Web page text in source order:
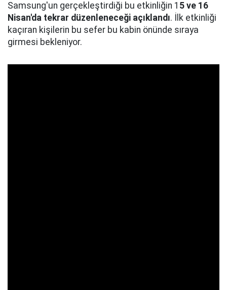
Samsung'un gerçekleştirdiği bu etkinliğin 1 5 ve 16
Nisan'da tekrar düzenleneceği açıklandı. İlk etkinliği
kaçıran kişilerin bu sefer bu kabin önünde sıraya
girmesi bekleniyor.